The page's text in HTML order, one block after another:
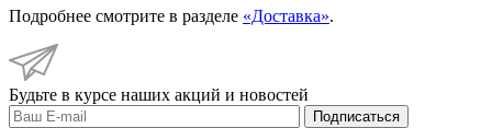
Подробнее смотрите в разделе «Доставка».
Будьте в курсе наших акций и новостей
Подписаться